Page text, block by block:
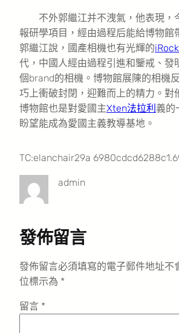
不外郭繼江并不洩氣，他表現，
報研學項目，經由過程后能給博物館
郭繼江說，國產相機也有光輝的
代，中國人經由過程引進和鑒戒、發
個brand的相機。博物館展陳的相機
巧上衝破封閉，迎難而上的精力。對
博物館也是對愛國主Xten法拉利 義的
盼望能成為愛國主義教導基地。
TC:elanchair29a
admin
發佈留言
發佈留言必須填寫的電子郵件地址不
位標示為 *
留言 *